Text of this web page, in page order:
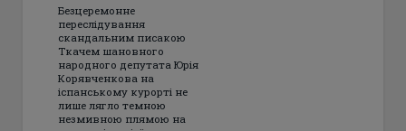
Безцеремонне
переслідування
скандальним писакою
Ткачем шановного
народного депутата Юрія
Корявченкова на
іспанському курорті не
лише лягло темною
незмивною плямою на